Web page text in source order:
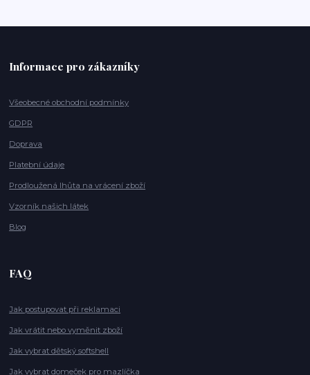
Informace pro zákazníky
Všeobecné obchodní podmínky
GDPR
Doprava
Platební údaje
Prodloužená lhůta na vrácení zboží
Vzorník našich látek
Blog
FAQ
Jak postupovat při reklamaci
Jak vrátit nebo vyměnit zboží
Jak vybrat dětský softshell
Jak vybrat domeček pro mazlíčka